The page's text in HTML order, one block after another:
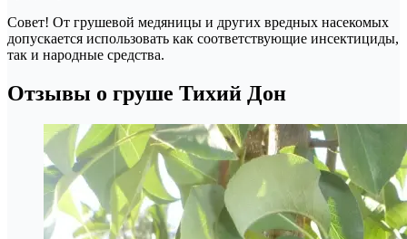
Совет! От грушевой медяницы и других вредных насекомых
допускается использовать как соответствующие инсектициды,
так и народные средства.
Отзывы о груше Тихий Дон